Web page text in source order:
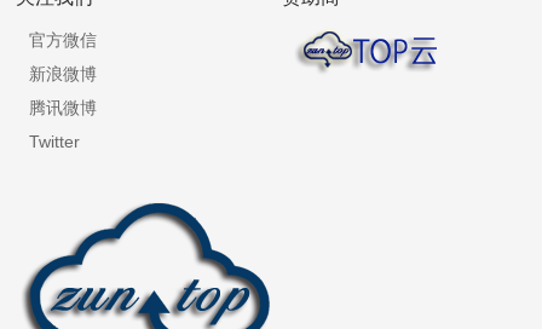
官方微信
新浪微博
腾讯微博
Twitter